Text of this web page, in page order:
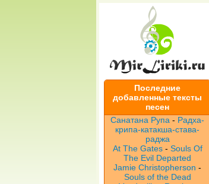
Последние
добавленные тексты
песен
Санатана Рупа - Радха-
крипа-катакша-става-
раджа
At The Gates- Souls Of
The Evil Departed
Jamie Christopherson -
Souls of the Dead